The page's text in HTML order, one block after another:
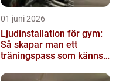
01 juni 2026
Ljudinstallation för gym:
Så skapar man ett
träningspass som känns i